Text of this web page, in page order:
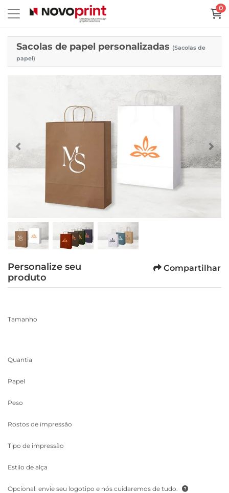
0
Sacolas de papel personalizadas (Sacolas de
papel)
Personalize seu
produto
Compartilhar
Tamanho
Quantia
Papel
Peso
Rostos de impressão
Tipo de impressão
Estilo de alça
Opcional: envie seu logotipo e nós cuidaremos de tudo.